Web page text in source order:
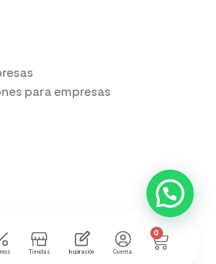
Tiendas Inspiración Cuenta
0
para empresas